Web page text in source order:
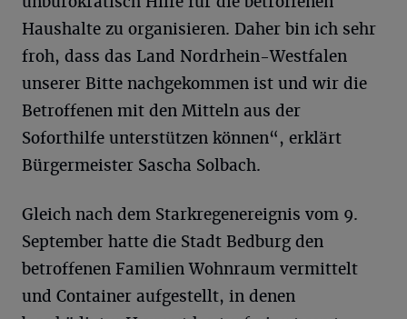
Haushalte zu organisieren. Daher bin ich sehr
froh, dass das Land Nordrhein-Westfalen
unserer Bitte nachgekommen ist und wir die
Betroffenen mit den Mitteln aus der
Soforthilfe unterstützen können“, erklärt
Bürgermeister Sascha Solbach.
Gleich nach dem Starkregenereignis vom 9.
September hatte die Stadt Bedburg den
betroffenen Familien Wohnraum vermittelt
und Container aufgestellt, in denen